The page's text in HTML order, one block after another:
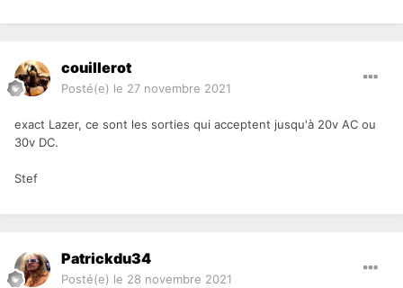
couillerot
Posté(e) le 27 novembre 2021
exact Lazer, ce sont les sorties qui acceptent jusqu'à 20v AC ou
30v DC.
Stef
Patrickdu34
Posté(e) le 28 novembre 2021